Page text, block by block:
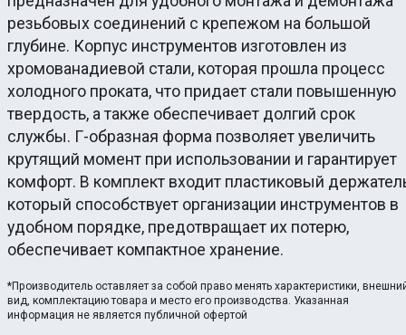
резьбовых соединений с крепежом на большой
глубине. Корпус инструментов изготовлен из
хромованадиевой стали, которая прошла процесс
холодного проката, что придает стали повышенную
твердость, а также обеспечивает долгий срок
службы. Г-образная форма позволяет увеличить
крутящий момент при использовании и гарантирует
комфорт. В комплект входит пластиковый
который способствует организации инструментов в
удобном порядке, предотвращает их потерю,
обеспечивает компактное хранение.
*Производитель оставляет за собой право менять характеристики,
вид, комплектацию товара и место его производства. Указанная
информация не является публичной офертой